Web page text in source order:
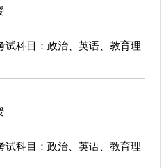
试科目：政治、英语、教育理
试科目：政治、英语、教育理